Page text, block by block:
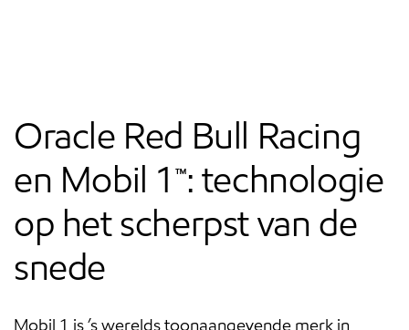
Oracle Red Bull Racing
en Mobil 1™: technologie
op het scherpst van de
snede
Mobil 1 is ’s werelds toonaangevende merk in
navigation